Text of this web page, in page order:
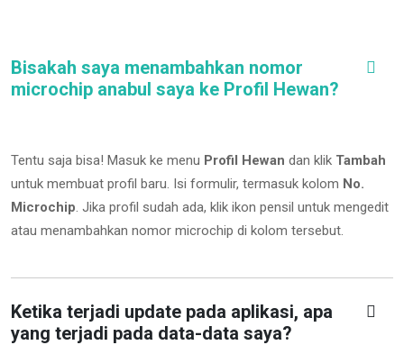
Bisakah saya menambahkan nomor
microchip anabul saya ke Profil Hewan?
Tentu saja bisa! Masuk ke menu Profil Hewan dan klik Tambah
untuk membuat profil baru. Isi formulir, termasuk kolom No.
Microchip. Jika profil sudah ada, klik ikon pensil untuk mengedit
atau menambahkan nomor microchip di kolom tersebut.
Ketika terjadi update pada aplikasi, apa
yang terjadi pada data-data saya?